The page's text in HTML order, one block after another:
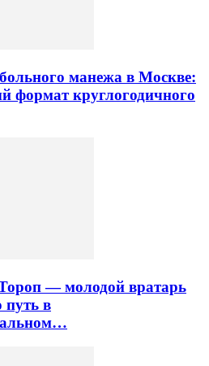
манежа в Москве:
формат круглогодичного
— молодой вратарь
в